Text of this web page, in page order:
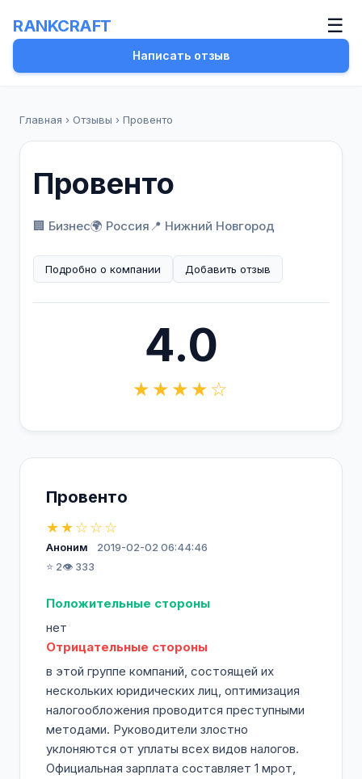
RANKCRAFT ☰
Написать отзыв
Главная › Отзывы › Провенто
Провенто
🏢 Бизнес🌍 Россия📍 Нижний Новгород
Подробно о компании Добавить отзыв
4.0
★★★★☆
Провенто
★★☆☆☆
Аноним
2019-02-02 06:44:46
⭐ 2👁️ 333
Положительные стороны
нет
Отрицательные стороны
в этой группе компаний, состоящей их
нескольких юридических лиц, оптимизация
налогообложения проводится преступными
методами. Руководители злостно
уклоняются от уплаты всех видов налогов.
Официальная зарплата составляет 1 мрот,